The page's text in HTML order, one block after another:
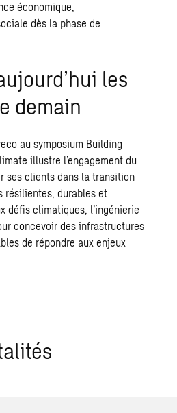
économique,
dès la phase de
les
demain
au symposium Building
illustre l’engagement du
ses clients dans la transition
résilientes, durables et
défis climatiques, l’ingénierie
concevoir des infrastructures
de répondre aux enjeux